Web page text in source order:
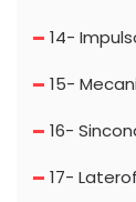
14-
15-
16-
17-